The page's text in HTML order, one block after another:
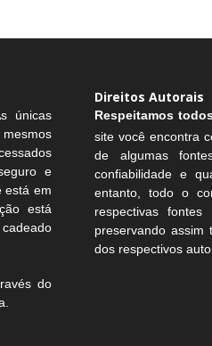
únicas
e
está em
está
do
Direitos Autorais
Respeitamos
site você encontra
de algumas
confiabilidade e
entanto, todo o
respectivas fontes
preservando assim
dos respectivos